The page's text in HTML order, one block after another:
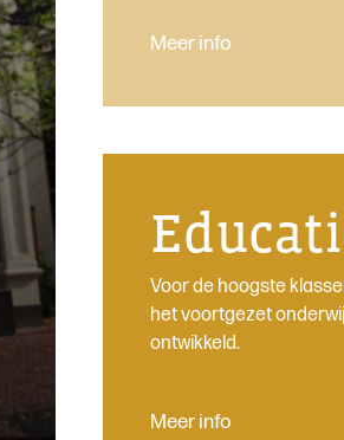
Meer info
Voor de hoogste
het voortgezet
ontwikkeld.
Meer info